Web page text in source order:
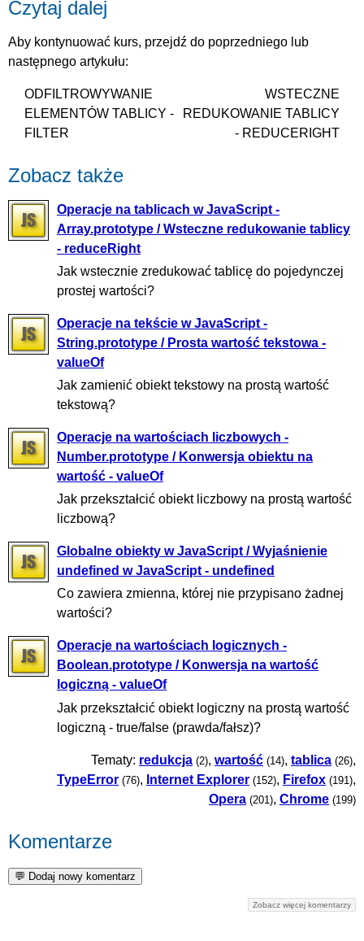
Czytaj dalej
Aby kontynuować kurs, przejdź do poprzedniego lub
następnego artykułu:
ODFILTROWYWANIE
ELEMENTÓW TABLICY -
FILTER
WSTECZNE
REDUKOWANIE TABLICY
- REDUCERIGHT
Zobacz także
Operacje na tablicach w JavaScript -
Array.prototype / Wsteczne redukowanie tablicy
- reduceRight
Jak wstecznie zredukować tablicę do pojedynczej
prostej wartości?
Operacje na tekście w JavaScript -
String.prototype / Prosta wartość tekstowa -
valueOf
Jak zamienić obiekt tekstowy na prostą wartość
tekstową?
Operacje na wartościach liczbowych -
Number.prototype / Konwersja obiektu na
wartość - valueOf
Jak przekształcić obiekt liczbowy na prostą wartość
liczbową?
Globalne obiekty w JavaScript / Wyjaśnienie
undefined w JavaScript - undefined
Co zawiera zmienna, której nie przypisano żadnej
wartości?
Operacje na wartościach logicznych -
Boolean.prototype / Konwersja na wartość
logiczną - valueOf
Jak przekształcić obiekt logiczny na prostą wartość
logiczną - true/false (prawda/fałsz)?
Tematy: redukcja (2), wartość (14), tablica (26),
TypeError (76), Internet Explorer (152), Firefox (191),
Opera (201), Chrome (199)
Komentarze
Zobacz więcej komentarzy